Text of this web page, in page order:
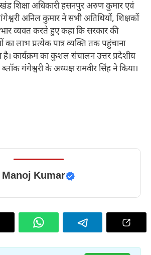
शिक्षा अधिकारी हसनपुर अरुण कुमार एवं
अनिल कुमार ने सभी अतिथियों, शिक्षकों
व्यक्त करते हुए कहा कि सरकार की
लाभ प्रत्येक पात्र व्यक्ति तक पहुंचाना
है। कार्यक्रम का कुशल संचालन उत्तर प्रदेशीय
गंगेश्वरी के अध्यक्ष रामवीर सिंह ने किया।
Manoj Kumar